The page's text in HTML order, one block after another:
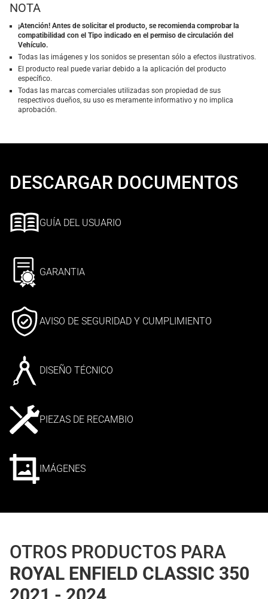
NOTA
¡Atención! Antes de solicitar el producto, se recomienda comprobar la
compatibilidad con el Tipo indicado en el permiso de circulación del
Vehículo.
Todas las imágenes y los sonidos se presentan sólo a efectos ilustrativos.
El producto real puede variar debido a la aplicación del producto
específico.
Todas las marcas comerciales utilizadas son propiedad de sus
respectivos dueños, su uso es meramente informativo y no implica
aprobación.
DESCARGAR DOCUMENTOS
GUÍA DEL USUARIO
GARANTIA
AVISO DE SEGURIDAD Y CUMPLIMIENTO
DISEÑO TÉCNICO
PIEZAS DE RECAMBIO
IMÁGENES
OTROS PRODUCTOS PARA
ROYAL ENFIELD CLASSIC 350